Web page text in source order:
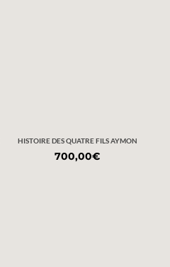
HISTOIRE DES QUATRE FILS AYMON
700,00€